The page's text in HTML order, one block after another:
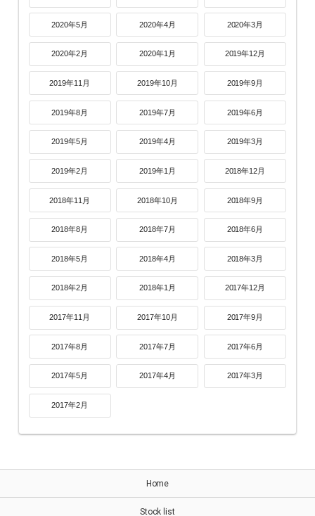
2020年5月 2020年4月 2020年3月
2020年2月 2020年1月 2019年12月
2019年11月 2019年10月 2019年9月
2019年8月 2019年7月 2019年6月
2019年5月 2019年4月 2019年3月
2019年2月 2019年1月 2018年12月
2018年11月 2018年10月 2018年9月
2018年8月 2018年7月 2018年6月
2018年5月 2018年4月 2018年3月
2018年2月 2018年1月 2017年12月
2017年11月 2017年10月 2017年9月
2017年8月 2017年7月 2017年6月
2017年5月 2017年4月 2017年3月
2017年2月
Home
Stock list